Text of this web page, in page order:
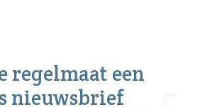
regelmaat een
nieuwsbrief